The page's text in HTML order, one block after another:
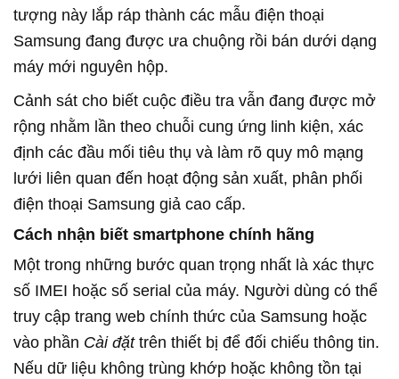
tượng này lắp ráp thành các mẫu điện thoại
Samsung đang được ưa chuộng rồi bán dưới dạng
máy mới nguyên hộp.
Cảnh sát cho biết cuộc điều tra vẫn đang được mở
rộng nhằm lần theo chuỗi cung ứng linh kiện, xác
định các đầu mối tiêu thụ và làm rõ quy mô mạng
lưới liên quan đến hoạt động sản xuất, phân phối
điện thoại Samsung giả cao cấp.
Cách nhận biết smartphone chính hãng
Một trong những bước quan trọng nhất là xác thực
số IMEI hoặc số serial của máy. Người dùng có thể
truy cập trang web chính thức của Samsung hoặc
vào phần Cài đặt trên thiết bị để đối chiếu thông tin.
Nếu dữ liệu không trùng khớp hoặc không tồn tại